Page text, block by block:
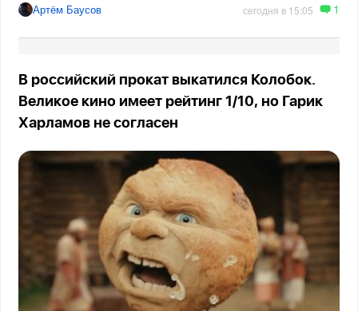
Артём Баусов сегодня в 15:05 1
В российский прокат выкатился Колобок.
Великое кино имеет рейтинг 1/10, но Гарик
Харламов не согласен